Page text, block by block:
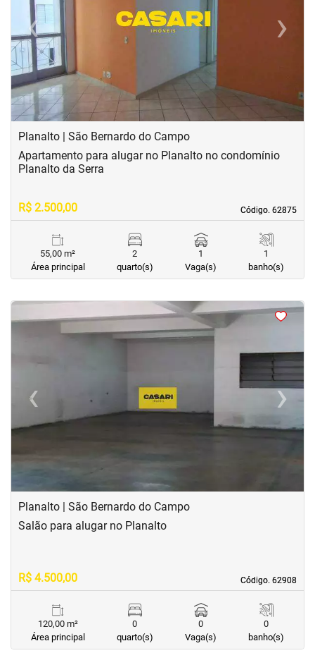
‹Previous ›
Next
Planalto | São Bernardo do Campo
Código. 62875
Código. 62875
Apartamento para alugar no Planalto no condomínio
Planalto da Serra
R$ 2.500,00
55,00 m²
Área principal
2
quarto(s)
1
Vaga(s)
1
banho(s)
‹Previous ›Next
Planalto | São Bernardo do Campo
Código. 62908
Código. 62908
Salão para alugar no Planalto
R$ 4.500,00
120,00 m²
Área principal
0
quarto(s)
0
Vaga(s)
0
banho(s)